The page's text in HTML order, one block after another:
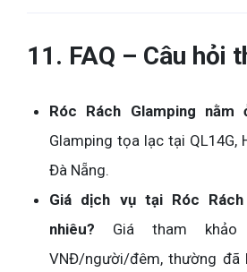
11. FAQ – Câu hỏi
Róc Rách Glamping nằm
Glamping tọa lạc tại QL14G,
Đà Nẵng.
Giá dịch vụ tại Róc
nhiêu? Giá tham khảo
VNĐ/người/đêm, thường đã